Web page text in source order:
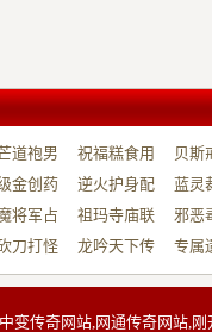
道袍男
祝福糕食用
帮…
贝斯
开…
金创药
逆火护身配
祝…
蓝灵
台…
将军占
祖玛寺庙联
动…
邪恶
杀…
刀打怪
龙吟天下传
奇…
专属
器…
中变传奇网站,网通传奇网站,